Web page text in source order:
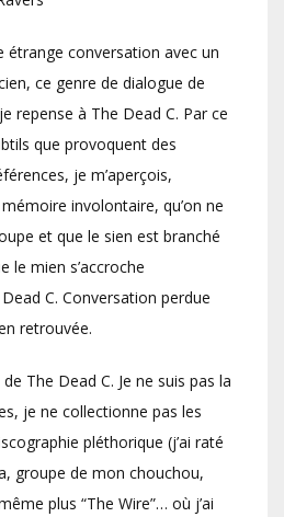
étrange conversation avec un
ce genre de dialogue de
repense à The Dead C. Par ce
que provoquent des
je m’aperçois,
involontaire, qu’on ne
et que le sien est branché
le mien s’accroche
C. Conversation perdue
retrouvée.
The Dead C. Je ne suis pas la
je ne collectionne pas les
pléthorique (j’ai raté
groupe de mon chouchou,
plus “The Wire”… où j’ai